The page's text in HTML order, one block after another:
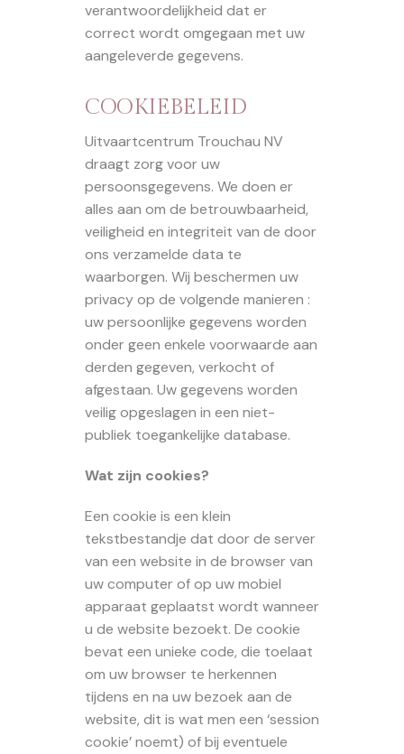
verantwoordelijkheid dat er
correct wordt omgegaan met uw
aangeleverde gegevens.
COOKIEBELEID
Uitvaartcentrum Trouchau NV
draagt zorg voor uw
persoonsgegevens. We doen er
alles aan om de betrouwbaarheid,
veiligheid en integriteit van de door
ons verzamelde data te
waarborgen. Wij beschermen uw
privacy op de volgende manieren :
uw persoonlijke gegevens worden
onder geen enkele voorwaarde aan
derden gegeven, verkocht of
afgestaan. Uw gegevens worden
veilig opgeslagen in een niet-
publiek toegankelijke database.
Wat zijn cookies?
Een cookie is een klein
tekstbestandje dat door de server
van een website in de browser van
uw computer of op uw mobiel
apparaat geplaatst wordt wanneer
u de website bezoekt. De cookie
bevat een unieke code, die toelaat
om uw browser te herkennen
tijdens en na uw bezoek aan de
website, dit is wat men een ‘session
cookie’ noemt) of bij eventuele